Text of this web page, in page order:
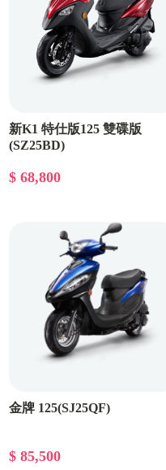
新K1 特仕版125 雙碟版
(SZ25BD)
$ 68,800
金牌 125(SJ25QF)
$ 85,500